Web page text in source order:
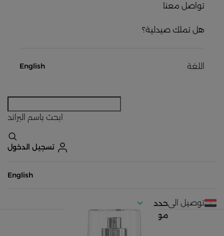
تواصل معنا
هل تملك صيدلية؟
اللغة English
ابحث باسم البراند
تسجيل الدخول
English
توصيل الىحدد
موقعك